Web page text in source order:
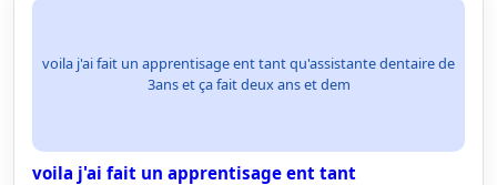
voila j'ai fait un apprentisage ent tant qu'assistante dentaire de
3ans et ça fait deux ans et dem
voila j'ai fait un apprentisage ent tant